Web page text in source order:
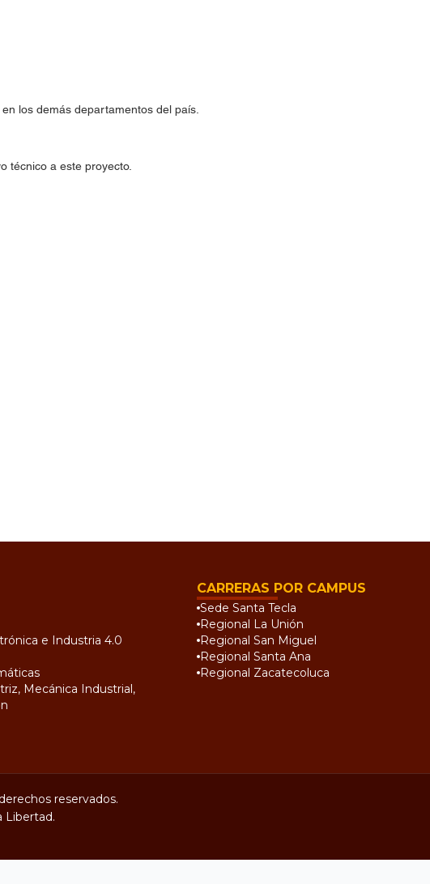
los demás departamentos del país.
técnico a este proyecto.
e Industria 4.0
Mecánica Industrial,
CARRERAS POR CAMPUS
Sede Santa Tecla
Regional La Unión
Regional San Miguel
Regional Santa Ana
Regional Zacatecoluca
reservados.
Libertad.